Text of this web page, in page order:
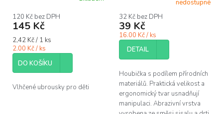
120 Kč bez DPH
145 Kč
Měrná
cena:
2,42 Kč / 1 ks
2.00 Kč / ks
DO KOŠÍKU
Vlhčené ubrousky pro děti
produktu
je
5,0
z
hvězdiček.
nedostupné
32 Kč bez DPH
39 Kč
16.00 Kč / ks
DETAIL
Houbička s podílem přírodních
materiálů. Praktická velikost a
ergonomický tvar usnadňují
manipulaci. Abrazivní vrstva